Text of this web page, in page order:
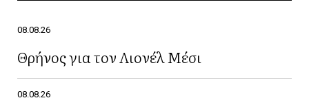
08.08.26
Θρήνος για τον Λιονέλ Μέσι
08.08.26